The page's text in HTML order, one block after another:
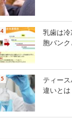
乳歯は
胞バンク
ティー
違いとは